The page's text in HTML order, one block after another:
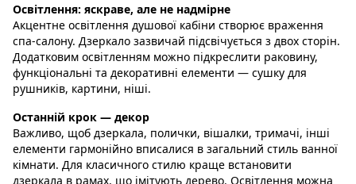
Освітлення: яскраве, але не надмірне
Акцентне освітлення душової кабіни створює враження
спа-салону. Дзеркало зазвичай підсвічується з двох сторін.
Додатковим освітленням можно підкреслити раковину,
функціональні та декоративні елементи — сушку для
рушників, картини, ніші.
Останній крок — декор
Важливо, щоб дзеркала, полички, вішалки, тримачі, інші
елементи гармонійно вписалися в загальний стиль ванної
кімнати. Для класичного стилю краще встановити
дзеркала в рамах, що імітують дерево. Освітлення можна